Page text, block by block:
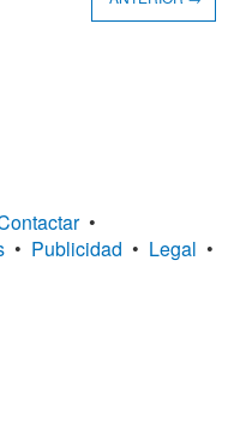
•
• Publicidad • Legal •